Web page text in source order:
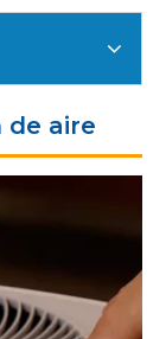
de aire